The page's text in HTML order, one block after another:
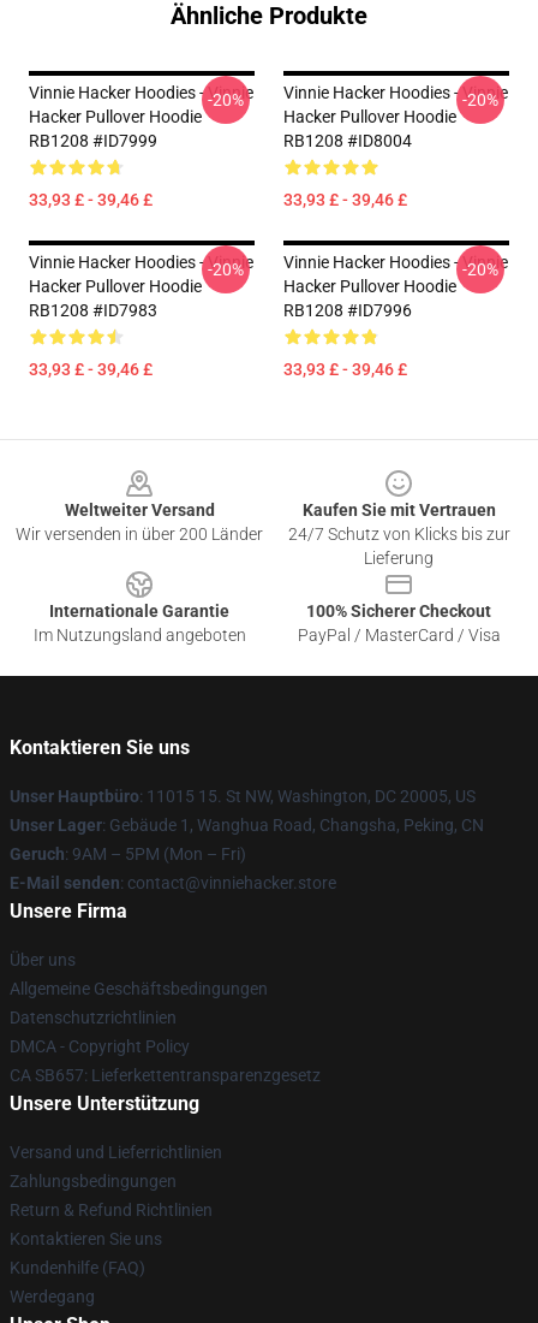
Ähnliche Produkte
Vinnie Hacker Hoodies - Vinnie
Hacker Pullover Hoodie
RB1208 #ID7999
33,93 £ - 39,46 £
-20%
Vinnie Hacker Hoodies - Vinnie
Hacker Pullover Hoodie
RB1208 #ID8004
33,93 £ - 39,46 £
-20%
Vinnie Hacker Hoodies - Vinnie
Hacker Pullover Hoodie
RB1208 #ID7983
33,93 £ - 39,46 £
-20%
Vinnie Hacker Hoodies - Vinnie
Hacker Pullover Hoodie
RB1208 #ID7996
33,93 £ - 39,46 £
-20%
Weltweiter Versand
Wir versenden in über 200 Länder
Kaufen Sie mit Vertrauen
24/7 Schutz von Klicks bis zur
Lieferung
Internationale Garantie
Im Nutzungsland angeboten
100% Sicherer Checkout
PayPal / MasterCard / Visa
Kontaktieren Sie uns
Unser Hauptbüro: 11015 15. St NW, Washington, DC 20005, US
Unser Lager: Gebäude 1, Wanghua Road, Changsha, Peking, CN
Geruch: 9AM – 5PM (Mon – Fri)
E-Mail senden: contact@vinniehacker.store
Unsere Firma
Über uns
Allgemeine Geschäftsbedingungen
Datenschutzrichtlinien
DMCA - Copyright Policy
CA SB657: Lieferkettentransparenzgesetz
Unsere Unterstützung
Versand und Lieferrichtlinien
Zahlungsbedingungen
Return & Refund Richtlinien
Kontaktieren Sie uns
Kundenhilfe (FAQ)
Werdegang